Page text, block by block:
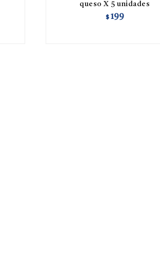
queso X 5 unidades
$ 199